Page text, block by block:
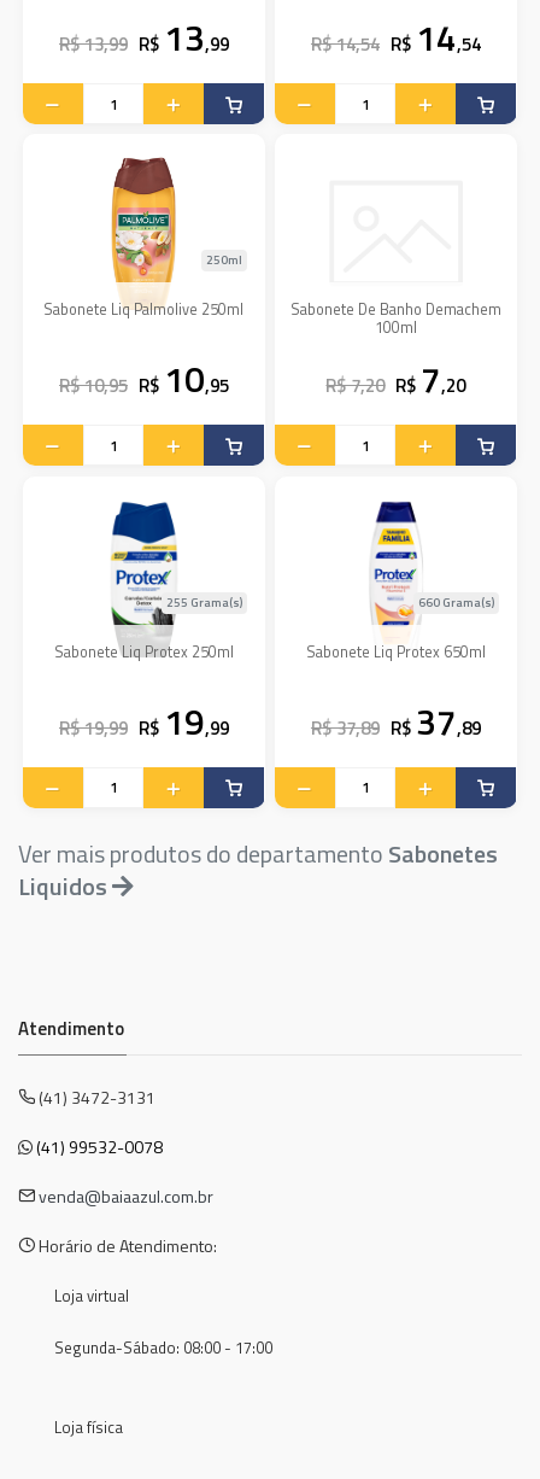
R$ 13,99 R$ 13,99 R$ 14,54 R$ 14,54
Sabonete Liq Palmolive 250ml
250ml
R$ 10,95 R$ 10,95
Sabonete De Banho Demachem
100ml
R$ 7,20 R$ 7,20
Sabonete Liq Protex 250ml
255 Grama(s)
R$ 19,99 R$ 19,99
Sabonete Liq Protex 650ml
660 Grama(s)
R$ 37,89 R$ 37,89
Ver mais produtos do departamentoSabonetes
Liquidos
Atendimento
(41) 3472-3131
(41) 99532-0078
venda@baiaazul.com.br
Horário de Atendimento:
Loja virtual
Segunda-Sábado: 08:00 - 17:00
Loja física